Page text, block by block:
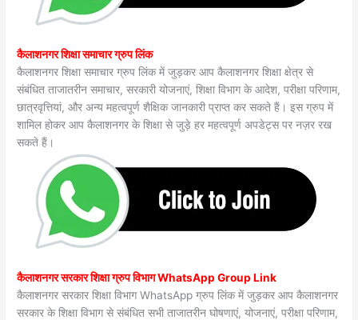
कैलाशनगर शिक्षा समाचार ग्रुप लिंक
कैलाशनगर शिक्षा समाचार ग्रुप लिंक में जुड़कर आप कैलाशनगर शिक्षा क्षेत्र से
संबंधित ताजातरीन समाचार, सरकारी योजनाएं, शिक्षा विभाग के आदेश, परीक्षा परिणाम,
छात्रवृत्तियां, और अन्य महत्वपूर्ण शैक्षिक जानकारी प्राप्त कर सकते हैं। इस ग्रुप में
शामिल होकर आप कैलाशनगर के शिक्षा से जुड़े हर महत्वपूर्ण अपडेट्स पर नज़र रख
सकते हैं।
कैलाशनगर सरकार शिक्षा ग्रुप विभाग WhatsApp Group Link
कैलाशनगर सरकार शिक्षा विभाग WhatsApp ग्रुप लिंक में जुड़कर आप कैलाशनगर
सरकार के शिक्षा विभाग से संबंधित सभी ताजातरीन घोषणाएं, योजनाएं, परीक्षा परिणाम,